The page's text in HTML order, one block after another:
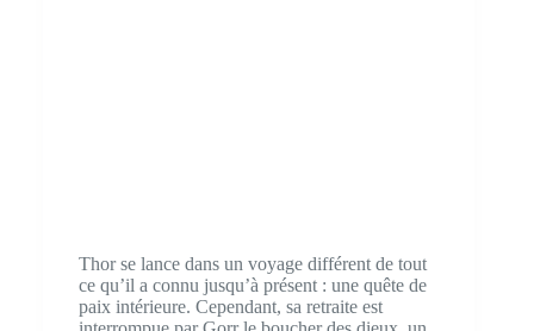
Thor se lance dans un voyage différent de tout
ce qu’il a connu jusqu’à présent : une quête de
paix intérieure. Cependant, sa retraite est